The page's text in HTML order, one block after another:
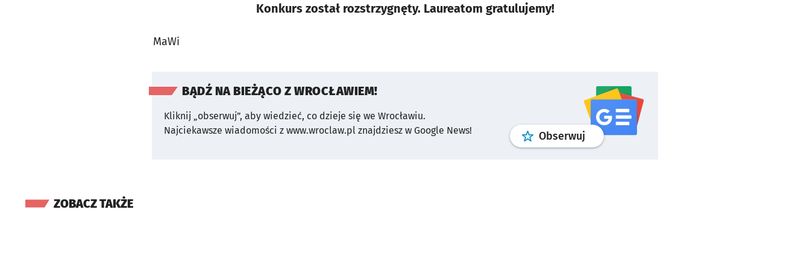
Konkurs został rozstrzygnęty. Laureatom gratulujemy!
MaWi
BĄDŹ NA BIEŻĄCO Z WROCŁAWIEM!
Kliknij „obserwuj”, aby wiedzieć, co dzieje się we Wrocławiu.
Najciekawsze wiadomości z www.wroclaw.pl znajdziesz w Google News!
Obserwuj profilgoogle news
ZOBACZ TAKŻE